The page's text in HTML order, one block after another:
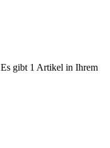
Es gibt 1 Artikel in Ihrem